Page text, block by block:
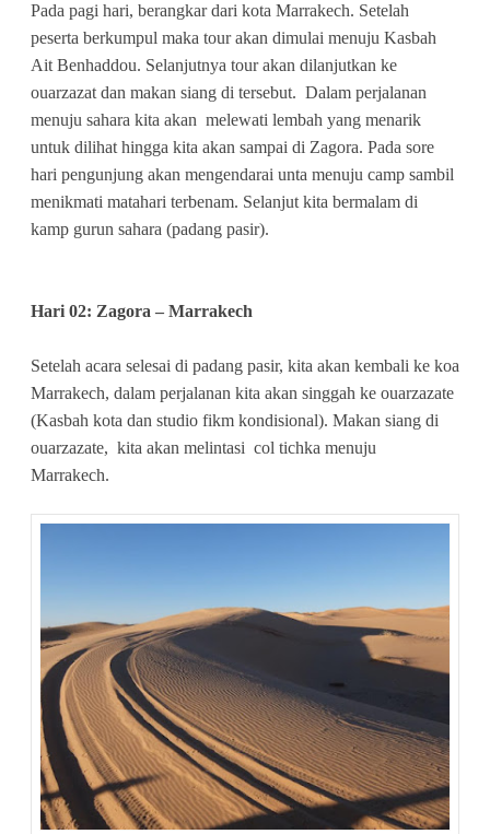
Pada pagi hari, berangkar dari kota Marrakech. Setelah
peserta berkumpul maka tour akan dimulai menuju Kasbah
Ait Benhaddou. Selanjutnya tour akan dilanjutkan ke
ouarzazat dan makan siang di tersebut. Dalam perjalanan
menuju sahara kita akan melewati lembah yang menarik
untuk dilihat hingga kita akan sampai di Zagora. Pada sore
hari pengunjung akan mengendarai unta menuju camp sambil
menikmati matahari terbenam. Selanjut kita bermalam di
kamp gurun sahara (padang pasir).
Hari 02: Zagora – Marrakech
Setelah acara selesai di padang pasir, kita akan kembali ke koa
Marrakech, dalam perjalanan kita akan singgah ke ouarzazate
(Kasbah kota dan studio fikm kondisional). Makan siang di
ouarzazate, kita akan melintasi col tichka menuju
Marrakech.